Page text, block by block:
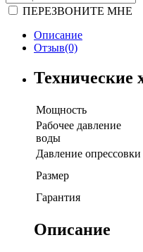
ПЕРЕЗВОНИТЕ МНЕ
Описание
Отзыв(0)
Технические
Мощность
Рабочее давление
воды
Давление опрессовки
Размер
Гарантия
Описание